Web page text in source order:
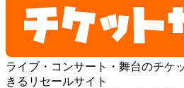
ライブ・コンサート・舞台のチケ
きるリセールサイト